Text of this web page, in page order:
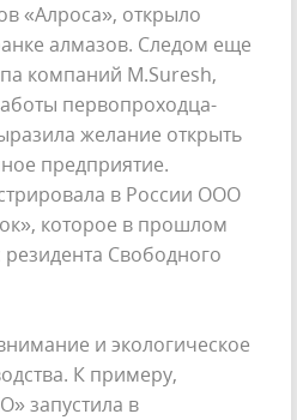
«Алроса», открыло
алмазов. Следом еще
компаний M.Suresh,
первопроходца-
желание открыть
предприятие.
в России ООО
которое в прошлом
резидента Свободного
и экологическое
К примеру,
запустила в